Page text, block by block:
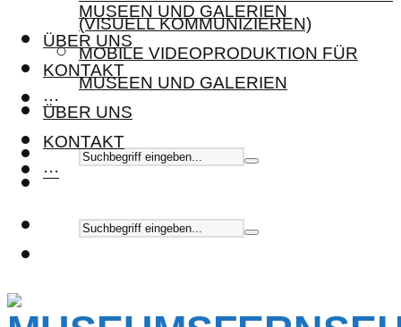
MUSEEN UND GALERIEN
ÜBER UNS
KONTAKT
···
(VISUELL KOMMUNIZIEREN)
MOBILE VIDEOPRODUKTION FÜR
MUSEEN UND GALERIEN
ÜBER UNS
KONTAKT
···